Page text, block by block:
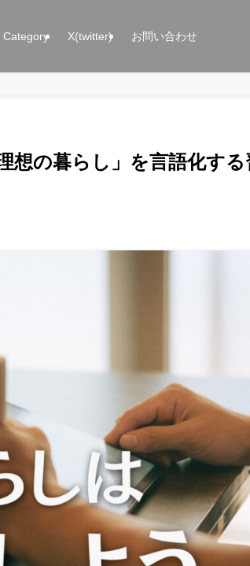
Category X(twitter) お問い合わせ
想の暮らし」を言語化す